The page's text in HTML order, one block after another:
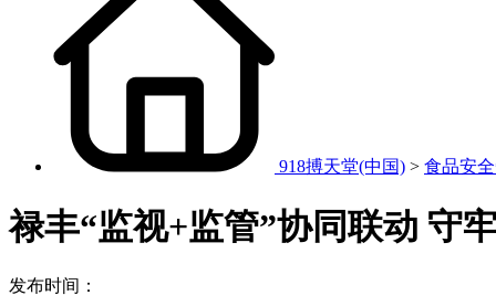
918搏天堂(中国) > 食品安
禄丰“监视+监管”协同联动 守
发布时间：